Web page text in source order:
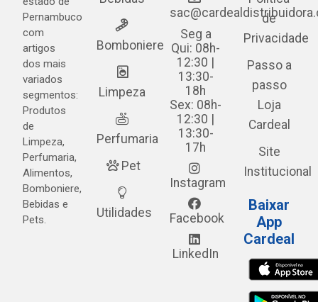
Pernambuco
com
artigos
dos mais
variados
segmentos:
Produtos
de
Limpeza,
Perfumaria,
Alimentos,
Bomboniere,
Bebidas e
Pets.
Bomboniere
Limpeza
Perfumaria
Pet
Utilidades
Seg a
Qui: 08h-
12:30 |
13:30-
18h
Sex: 08h-
12:30 |
13:30-
17h
Instagram
Facebook
LinkedIn
de
Privacidade
Passo a
passo
Loja
Cardeal
Site
Institucional
Baixar
App
Cardeal